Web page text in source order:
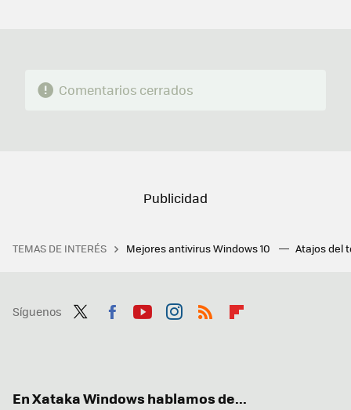
Comentarios cerrados
TEMAS DE INTERÉS Mejores antivirus Windows 10 Atajos del
Síguenos
En Xataka Windows hablamos de...